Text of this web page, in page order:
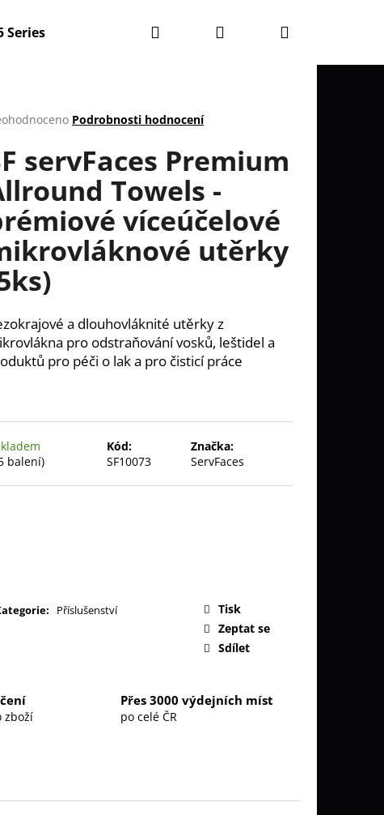
Series Obchodní podmínky
Hledat PřihlášeníNákupní
Podrobnosti hodnocení
servFaces Premium
Towels -
víceúčelové
utěrky
a dlouhovláknité utěrky z
pro odstraňování vosků, leštidel a
pro péči o lak a pro čisticí práce
balení)
Kód:
SF10073
Značka:
ServFaces
: Příslušenství
Tisk
Zeptat se
Sdílet
zboží
Přes 3000 výdejních míst
po celé ČR
Následující
VITRO ULTIMA -